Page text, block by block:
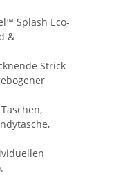
Splash Eco-
&
Strick-